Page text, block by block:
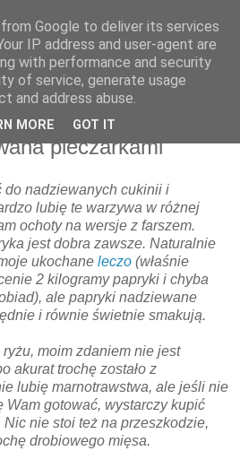
2011
pieczarkami
do nadziewanych cukinii i
lubię te warzywa w różnej
ochoty na wersje z farszem.
jest dobra zawsze. Naturalnie
ukochane leczo (właśnie
2 kilogramy papryki i chyba
ale papryki nadziewane
i równie świetnie smakują.
moim zdaniem nie jest
akurat trochę zostało z
lubię marnotrawstwa, ale jeśli nie
Wam gotować, wystarczy kupić
nie stoi też na przeszkodzie,
drobiowego mięsa.
Google to deliver its services
IP address and user-agent are
with performance and security
of service, generate usage
and address abuse.
MORE GOT IT